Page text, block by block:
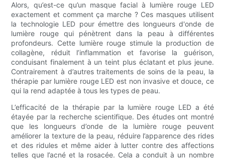
Alors, qu’est-ce qu’un masque facial à lumière rouge LED
exactement et comment ça marche ? Ces masques utilisent
la technologie LED pour émettre des longueurs d'onde de
lumière rouge qui pénètrent dans la peau à différentes
profondeurs. Cette lumière rouge stimule la production de
collagène, réduit l’inflammation et favorise la guérison,
conduisant finalement à un teint plus éclatant et plus jeune.
Contrairement à d’autres traitements de soins de la peau, la
thérapie par lumière rouge LED est non invasive et douce, ce
qui la rend adaptée à tous les types de peau.
L’efficacité de la thérapie par la lumière rouge LED a été
étayée par la recherche scientifique. Des études ont montré
que les longueurs d’onde de la lumière rouge peuvent
améliorer la texture de la peau, réduire l’apparence des rides
et des ridules et même aider à lutter contre des affections
telles que l’acné et la rosacée. Cela a conduit à un nombre